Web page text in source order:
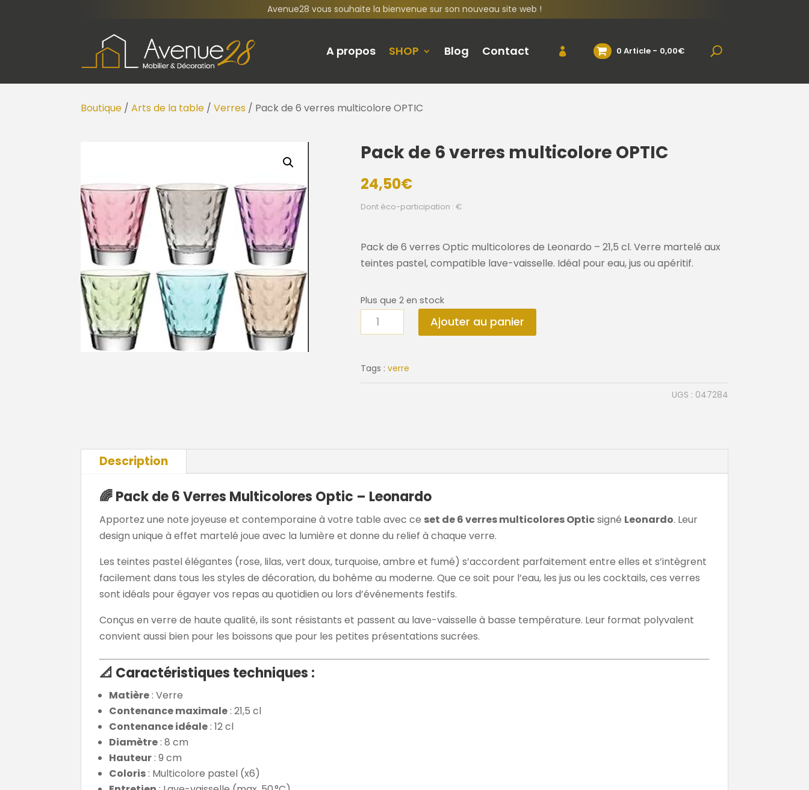
Avenue28 vous souhaite la bienvenue sur son nouveau site web !
A propos SHOP Blog Contact 0 Article 0,00€
Boutique /Arts de la table /Verres / Pack de 6 verres multicolore OPTIC
Pack de 6 verres multicolore OPTIC
24,50€
Dont éco-participation : €
Pack de 6 verres Optic multicolores de Leonardo – 21,5 cl. Verre martelé aux
teintes pastel, compatible lave-vaisselle. Idéal pour eau, jus ou apéritif.
Plus que 2 en stock
quantité
de
de
6
Ajouter au panier
Tags : verre
UGS : 047284
Description
🌈 Pack de 6 Verres Multicolores Optic – Leonardo
Apportez une note joyeuse et contemporaine à votre table avec ce set de 6 verres multicolores Opticsigné Leonardo. Leur
design unique à effet martelé joue avec la lumière et donne du relief à chaque verre.
Les teintes pastel élégantes (rose, lilas, vert doux, turquoise, ambre et fumé) s’accordent parfaitement entre elles et s’intègrent
facilement dans tous les styles de décoration, du bohème au moderne. Que ce soit pour l’eau, les jus ou les cocktails, ces verres
sont idéals pour égayer vos repas au quotidien ou lors d’événements festifs.
Conçus en verre de haute qualité, ils sont résistants et passent au lave-vaisselle à basse température. Leur format polyvalent
convient aussi bien pour les boissons que pour les petites présentations sucrées.
📐 Caractéristiques techniques :
Matière: Verre
Contenance maximale: 21,5 cl
Contenance idéale: 12 cl
Diamètre: 8 cm
Hauteur: 9 cm
Coloris: Multicolore pastel (x6)